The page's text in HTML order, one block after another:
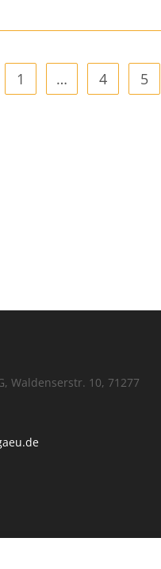
1 … 4 5
Waldenserstr. 10, 71277